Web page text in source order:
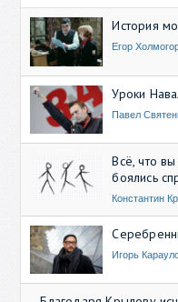
История
Егор
Уроки
Павел
Всё, что
боялись
Константин
Игорь